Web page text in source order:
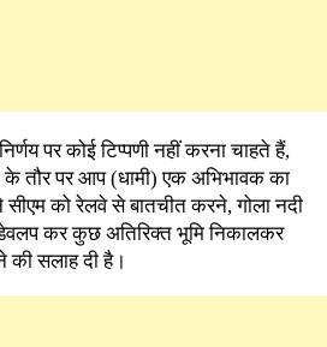
पर कोई टिप्पणी नहीं करना चाहते हैं,
के तौर पर आप (धामी) एक अभिभावक का
सीएम को रेलवे से बातचीत करने, गोला नदी
कर कुछ अतिरिक्त भूमि निकालकर
की सलाह दी है।